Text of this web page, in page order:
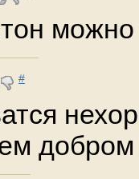
можно
#
добром